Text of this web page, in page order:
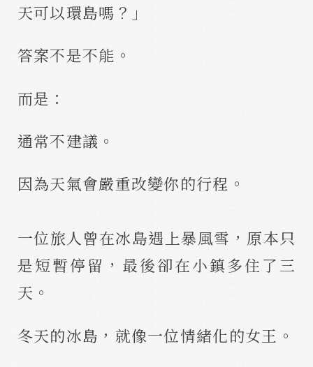
天可以環島嗎？」
答案不是不能。
而是：
通常不建議。
因為天氣會嚴重改變你的行程。
一位旅人曾在冰島遇上暴風雪，原本只
是短暫停留，最後卻在小鎮多住了三
天。
冬天的冰島，就像一位情緒化的女王。